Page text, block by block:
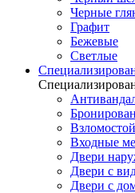
Черные
Графит
Бежевые
Светлые
Входные
Двери
Двери с
Двери с